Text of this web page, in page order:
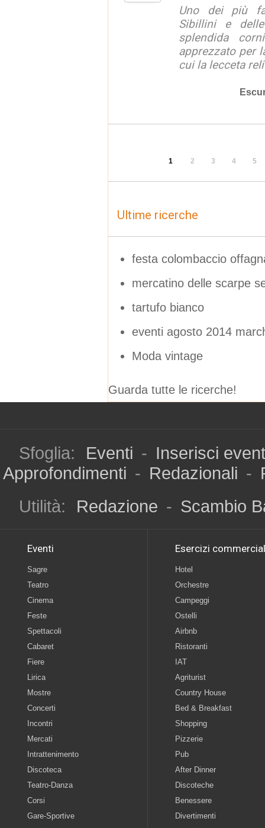
Uno dei più
Sibillini e
splendida
apprezzato per
cui la lecceta
1 2 3 4 5
Ultime ricerche
festa colombaccio
mercatino delle scarpe
tartufo bianco
eventi agosto 2014
Moda vintage
Guarda tutte le ricerche!
Sfoglia: Eventi - Inserisci
Approfondimenti - Redazionali -
Utilità:
Redazione - Scambio
Eventi
Sagre
Teatro
Cinema
Feste
Spettacoli
Cabaret
Fiere
Lirica
Mostre
Concerti
Incontri
Mercati
Intrattenimento
Discoteca
Teatro-Danza
Corsi
Gare-Sportive
Esercizi
Hotel
Orchestre
Campeggi
Ostelli
Airbnb
Ristoranti
IAT
Agriturist
Country House
Bed & Breakfast
Shopping
Pizzerie
Pub
After Dinner
Discoteche
Benessere
Divertimenti